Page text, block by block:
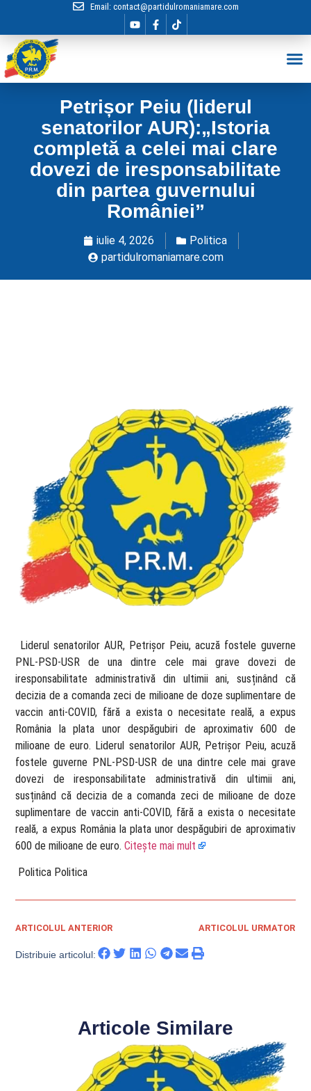
Email: contact@partidulromaniamare.com
Petrișor Peiu (liderul
senatorilor AUR):„Istoria
completă a celei mai clare
dovezi de iresponsabilitate
din partea guvernului
României”
iulie 4, 2026
Politica
partidulromaniamare.com
​ Liderul senatorilor AUR, Petrișor Peiu, acuză fostele guverne
PNL-PSD-USR de una dintre cele mai grave dovezi de
iresponsabilitate administrativă din ultimii ani, susținând că
decizia de a comanda zeci de milioane de doze suplimentare de
vaccin anti-COVID, fără a exista o necesitate reală, a expus
România la plata unor despăgubiri de aproximativ 600 de
milioane de euro. Liderul senatorilor AUR, Petrișor Peiu, acuză
fostele guverne PNL-PSD-USR de una dintre cele mai grave
dovezi de iresponsabilitate administrativă din ultimii ani,
susținând că decizia de a comanda zeci de milioane de doze
suplimentare de vaccin anti-COVID, fără a exista o necesitate
reală, a expus România la plata unor despăgubiri de aproximativ
600 de milioane de euro.Citește mai mult
​ Politica Politica
ARTICOLUL ANTERIOR ARTICOLUL URMATOR
Distribuie articolul:
Articole Similare